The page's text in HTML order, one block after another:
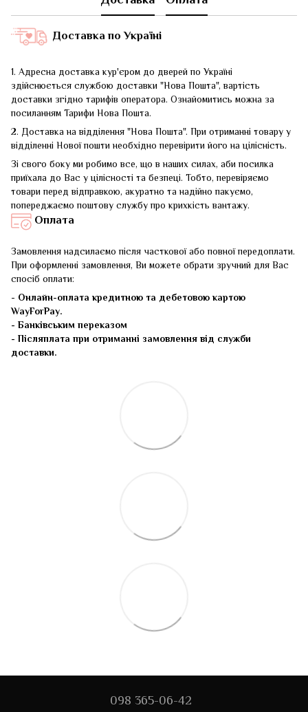
Доставка по Україні
1. Адресна доставка кур'єром до дверей по Україні
здійснюється службою доставки "Нова Пошта", вартість
доставки згідно тарифів оператора. Ознайомитись можна за
посиланням Тарифи Нова Пошта.
2. Доставка на відділення "Нова Пошта". При отриманні товару у
відділенні Нової пошти необхідно перевірити його на цілісність.
Зі свого боку ми робимо все, що в наших силах, аби посилка
приїхала до Вас у цілісності та безпеці. Тобто, перевіряємо
товари перед відправкою, акуратно та надійно пакуємо,
попереджаємо поштову службу про крихкість вантажу.
Оплата
Замовлення надсилаємо після часткової або повної передоплати.
При оформленні замовлення, Ви можете обрати зручний для Вас
спосіб оплати:
- Онлайн-оплата кредитною та дебетовою картою
WayForPay.
- Банківським переказом
- Післяплата при отриманні замовлення від служби
доставки.
098 365-06-42